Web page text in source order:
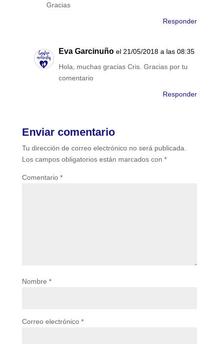
Gracias
Responder
Eva Garcinuño el 21/05/2018 a las 08:35
Hola, muchas gracias Cris. Gracias por tu
comentario
Responder
Enviar comentario
Tu dirección de correo electrónico no será publicada.
Los campos obligatorios están marcados con *
Comentario *
Nombre *
Correo electrónico *